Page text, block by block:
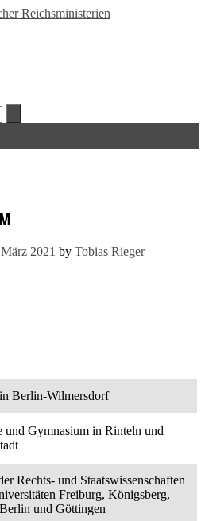
2021 by Tobias Rieger
Berlin-Wilmersdorf
und Gymnasium in Rinteln und
Rechts- und Staatswissenschaften
Freiburg, Königsberg,
und Göttingen